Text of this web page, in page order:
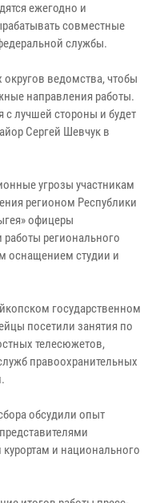
ежегодно и
совместные
службы.
округов ведомства, чтобы
направления работы.
с лучшей стороны и будет
Сергей Шевчук в
угрозы участникам
регионом Республики
офицеры
регионального
оснащением студии и
государственном
посетили занятия по
телесюжетов,
правоохранительных
обсудили опыт
и национального